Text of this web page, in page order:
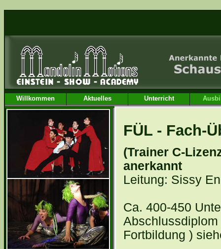
Willkommen Aktuelles Unterricht
FÜL - Fach-
(Trainer C-
anerkannt
Leitung: Sissy
Ca. 400-450
Fortbildung )